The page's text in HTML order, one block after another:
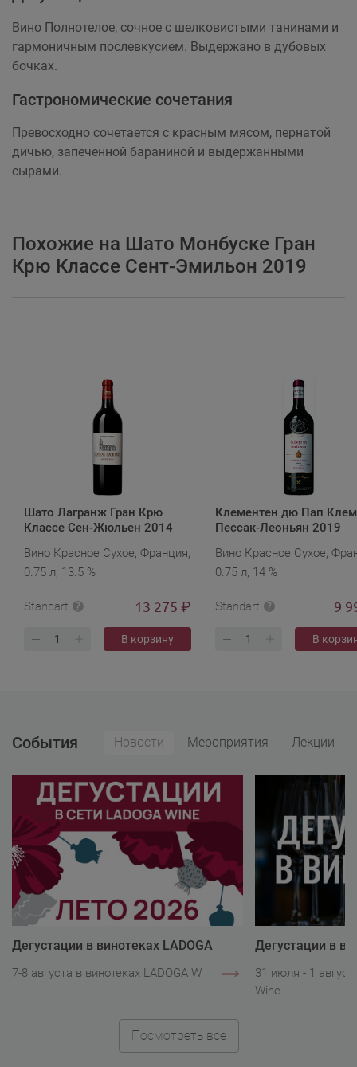
Вино Полнотелое, сочное с шелковистыми танинами и
гармоничным послевкусием. Выдержано в дубовых
бочках.
Гастрономические сочетания
Превосходно сочетается с красным мясом, пернатой
дичью, запеченной бараниной и выдержанными
сырами.
Похожие на Шато Монбуске Гран
Крю Классе Сент-Эмильон 2019
Шато Лагранж Гран Крю
Классе Сен-Жюльен 2014
Вино Красное Сухое, Франция,
0.75 л, 13.5 %
Standart 13 275 ₽
В корзину
Клементен дю Пап
Пессак-Леоньян 2019
Вино Красное Сухое,
0.75 л, 14 %
Standart 9
В
События Новости Мероприятия Лекции
Дегустации в винотеках LADOGA
7-8 августа в винотеках LADOGA Wine.
Дегустации в
31 июля - 1
Wine.
Посмотреть все